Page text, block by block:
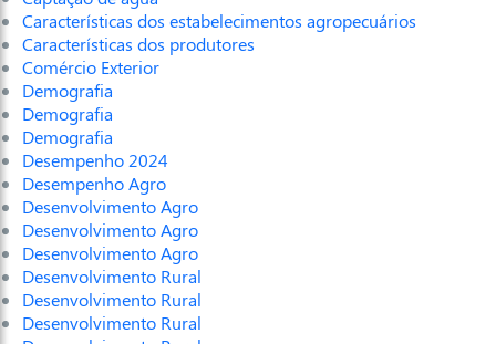
Características dos estabelecimentos agropecuários
Características dos produtores
Comércio Exterior
Demografia
Demografia
Demografia
Desempenho 2024
Desempenho Agro
Desenvolvimento Agro
Desenvolvimento Agro
Desenvolvimento Agro
Desenvolvimento Rural
Desenvolvimento Rural
Desenvolvimento Rural